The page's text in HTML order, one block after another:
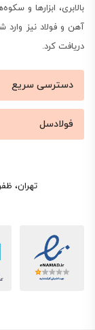
بالابری، ابزارها و
آهن و فولاد نیز وارد
دریافت کرد.
دسترسی سریع
فولادسل
تهران،